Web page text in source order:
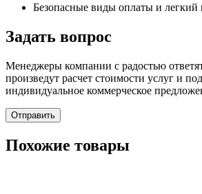
Безопасные виды оплаты и легкий
Задать вопрос
Менеджеры компании с радостью
произведут расчет стоимости услуг и
индивидуальное коммерческое
Отправить
Похожие товары